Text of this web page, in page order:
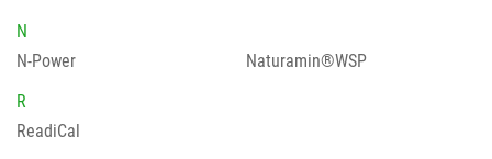
N
N-Power
Naturamin®WSP
R
ReadiCal